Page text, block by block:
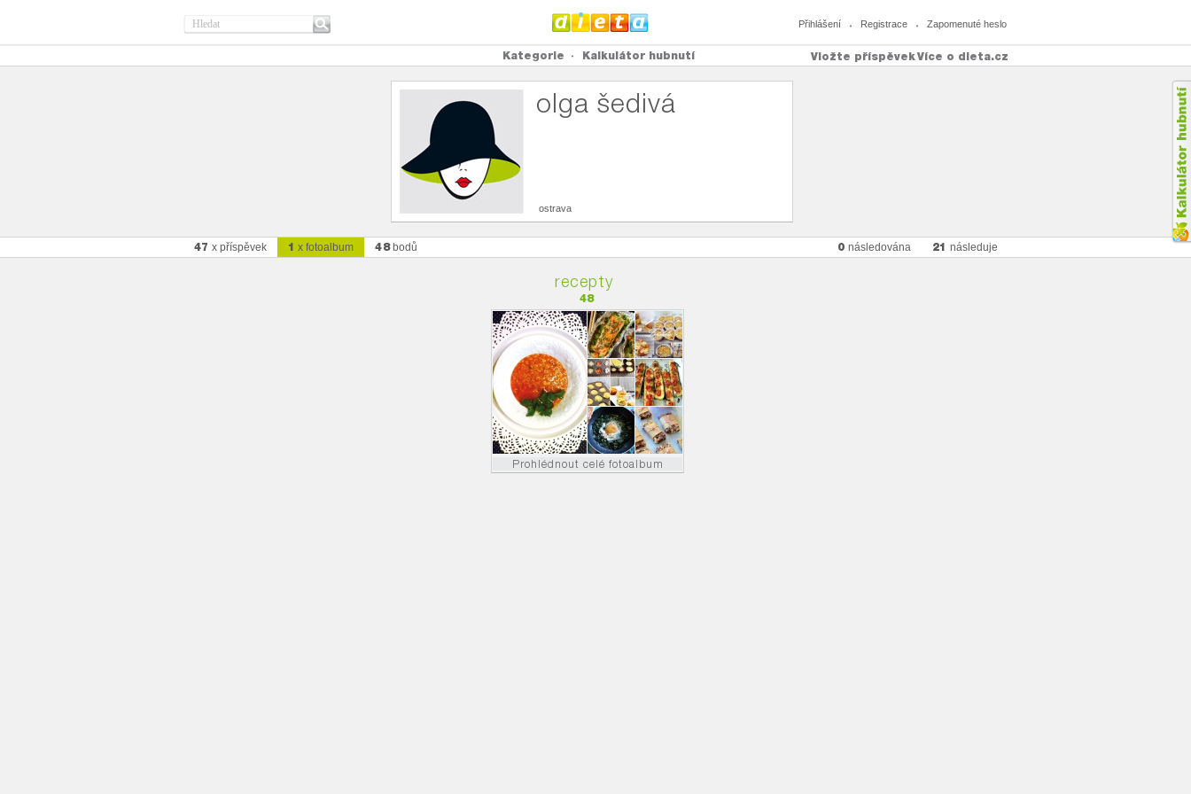
Přihlášení Registrace Zapomenuté heslo
Kategorie Kalkulátor hubnutí Více o dieta.cz
Vložte příspěvek
olga šedivá
ostrava
47 x příspěvek 1 x fotoalbum 48bodů 0 následována 21 následuje
recepty
48
Prohlédnout celé fotoalbum